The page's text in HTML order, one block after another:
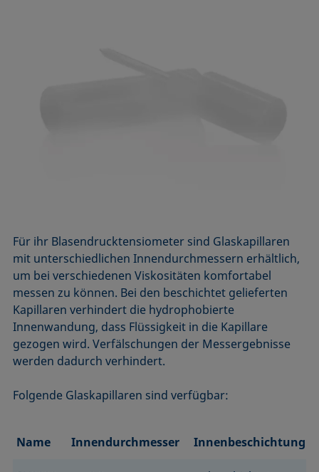
Für ihr Blasendrucktensiometer sind Glaskapillaren
mit unterschiedlichen Innendurchmessern erhältlich,
um bei verschiedenen Viskositäten komfortabel
messen zu können. Bei den beschichtet gelieferten
Kapillaren verhindert die hydrophobierte
Innenwandung, dass Flüssigkeit in die Kapillare
gezogen wird. Verfälschungen der Messergebnisse
werden dadurch verhindert.
Folgende Glaskapillaren sind verfügbar:
Name Innendurchmesser Innenbeschichtung